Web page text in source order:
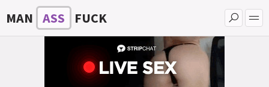
MAN ASS FUCK